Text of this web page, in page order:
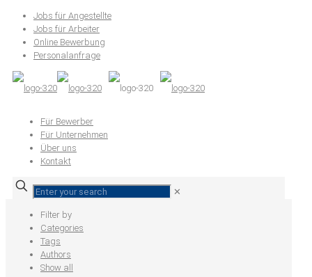
Jobs für Angestellte
Jobs für Arbeiter
Online Bewerbung
Personalanfrage
Für Bewerber
Für Unternehmen
Über uns
Kontakt
✕
Filter by
Categories
Tags
Authors
Show all